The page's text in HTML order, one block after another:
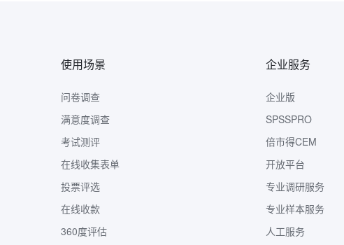
使用场景
问卷调查
满意度调查
考试测评
在线收集表单
投票评选
在线收款
360度评估
企业服务
企业版
SPSSPRO
倍市得CEM
开放平台
专业调研服务
专业样本服务
人工服务